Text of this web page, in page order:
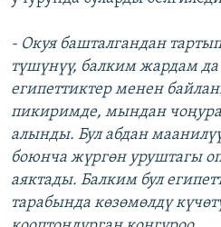
- Окуя башталгандан
түшүнүү, балким жардам
египеттиктер менен
пикиримде, мындан
алынды. Бул абдан
боюнча жүргөн уруштагы
аяктады. Балким бул
тарабында көзөмөлдү